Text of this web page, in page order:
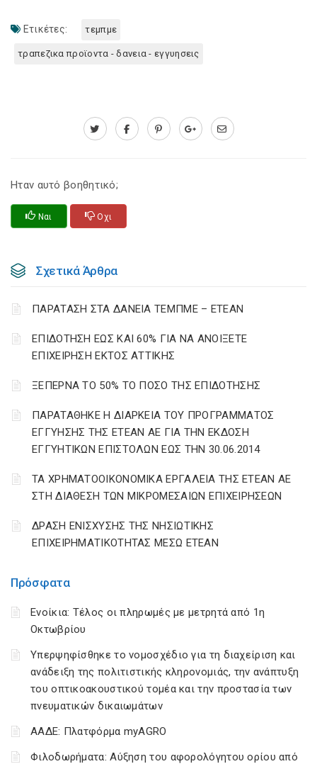
Πρόσφατα
Ενοίκια: Τέλος οι πληρωμές με μετρητά από 1η
Οκτωβρίου
Υπερψηφίσθηκε το νομοσχέδιο για τη διαχείριση και
ανάδειξη της πολιτιστικής κληρονομιάς, την ανάπτυξη
του οπτικοακουστικού τομέα και την προστασία των
πνευματικών δικαιωμάτων
ΑΑΔΕ: Πλατφόρμα myAGRO
Φιλοδωρήματα: Αύξηση του αφορολόγητου ορίου από
Ετικέτες: τεμπμε
τραπεζικα προϊοντα - δανεια - εγγυησεις
Ηταν αυτό βοηθητικό;
Ναι Οχι
Σχετικά Άρθρα
ΠΑΡΑΤΑΣΗ ΣΤΑ ΔΑΝΕΙΑ ΤΕΜΠΜΕ – ΕΤΕΑΝ
ΕΠΙΔΟΤΗΣΗ ΕΩΣ ΚΑΙ 60% ΓΙΑ ΝΑ ΑΝΟΙΞΕΤΕ
ΕΠΙΧΕΙΡΗΣΗ ΕΚΤΟΣ ΑΤΤΙΚΗΣ
ΞΕΠΕΡΝΑ ΤΟ 50% ΤΟ ΠΟΣΟ ΤΗΣ ΕΠΙΔΟΤΗΣΗΣ
ΠΑΡΑΤΑΘΗΚΕ Η ΔΙΑΡΚΕΙΑ ΤΟΥ ΠΡΟΓΡΑΜΜΑΤΟΣ
ΕΓΓΥΗΣΗΣ ΤΗΣ ΕΤΕΑΝ ΑΕ ΓΙΑ ΤΗΝ ΕΚΔΟΣΗ
ΕΓΓΥΗΤΙΚΩΝ ΕΠΙΣΤΟΛΩΝ ΕΩΣ ΤΗΝ 30.06.2014
ΤΑ ΧΡΗΜΑΤΟΟΙΚΟΝΟΜΙΚΑ ΕΡΓΑΛΕΙΑ ΤΗΣ ΕΤΕΑΝ ΑΕ
ΣΤΗ ΔΙΑΘΕΣΗ ΤΩΝ ΜΙΚΡΟΜΕΣΑΙΩΝ ΕΠΙΧΕΙΡΗΣΕΩΝ
ΔΡΑΣΗ ΕΝΙΣΧΥΣΗΣ ΤΗΣ ΝΗΣΙΩΤΙΚΗΣ
ΕΠΙΧΕΙΡΗΜΑΤΙΚΟΤΗΤΑΣ ΜΕΣΩ ΕΤΕΑΝ